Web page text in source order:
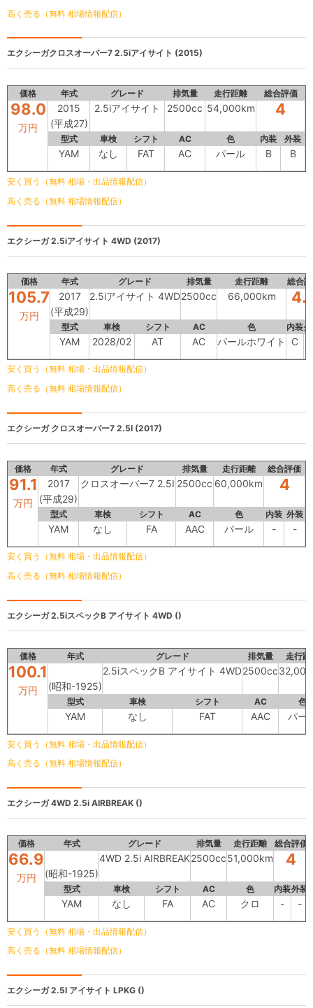
高く売る（無料 相場情報配信）
エクシーガクロスオーバー7 2.5iアイサイト (2015)
価格 年式 グレード 排気量 走行距離 総合評価
98.0
万円
2015
(平成27)
2.5iアイサイト 2500cc 54,000km 4
型式 車検 シフト AC 色 内装 外装
YAM なし FAT AC パール B B
安く買う（無料 相場・出品情報配信）
高く売る（無料 相場情報配信）
エクシーガ2.5iアイサイト 4WD (2017)
価格 年式 グレード 排気量 走行距離 総合
105.7
万円
2017
(平成29)
2.5iアイサイト 4WD2500cc 66,000km
型式 車検 シフト AC 色 内装
YAM 2028/02 AT AC パールホワイト C
安く買う（無料 相場・出品情報配信）
高く売る（無料 相場情報配信）
エクシーガクロスオーバー7 2.5I (2017)
価格 年式 グレード 排気量 走行距離 総合評価
91.1
万円
2017
(平成29)
クロスオーバー7 2.5I 2500cc 60,000km 4
型式 車検 シフト AC 色 内装 外装
YAM なし FA AAC パール - -
安く買う（無料 相場・出品情報配信）
高く売る（無料 相場情報配信）
エクシーガ2.5iスペックB アイサイト 4WD ()
価格 年式 グレード 排気量 走行距
100.1
万円 (昭和-1925)
2.5iスペックB アイサイト 4WD2500cc
型式 車検 シフト AC 色
YAM なし FAT AAC パー
安く買う（無料 相場・出品情報配信）
高く売る（無料 相場情報配信）
エクシーガ4WD 2.5i AIRBREAK ()
価格 年式 グレード 排気量 走行距離 総合評価
66.9
万円 (昭和-1925)
4WD 2.5i AIRBREAK2500cc51,000km 4
型式 車検 シフト AC 色 内装外装
YAM なし FA AC クロ - -
安く買う（無料 相場・出品情報配信）
高く売る（無料 相場情報配信）
エクシーガ2.5I アイサイト LPKG ()